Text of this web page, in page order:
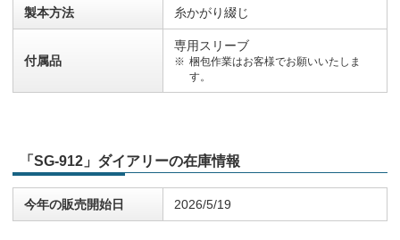
製本方法 糸かがり綴じ
付属品
専用スリーブ
梱包作業はお客様でお願いいたしま
す。
「SG-912」ダイアリーの在庫情報
今年の販売開始日 2026/5/19